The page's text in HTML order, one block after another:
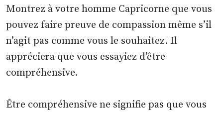
Montrez à votre homme Capricorne que vous
pouvez faire preuve de compassion même s’il
n’agit pas comme vous le souhaitez. Il
appréciera que vous essayiez d’être
compréhensive.
Être compréhensive ne signifie pas que vous